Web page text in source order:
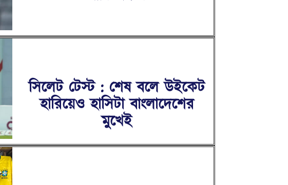
সিলেট টেস্ট : শেষ বলে উইকেট
হারিয়েও হাসিটা বাংলাদেশের
মুখেই